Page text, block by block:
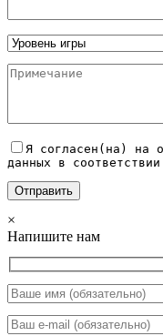
Я согласен(на) на
данных в
×
Напишите нам